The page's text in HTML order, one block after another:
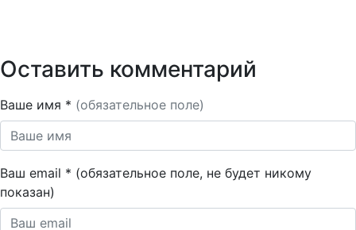
Оставить комментарий
Ваше имя * (обязательное поле)
Ваш email * (обязательное поле, не будет никому
показан)